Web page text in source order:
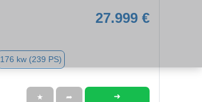
27.999 €
176 kw (239 PS)
★ ➦ ➜